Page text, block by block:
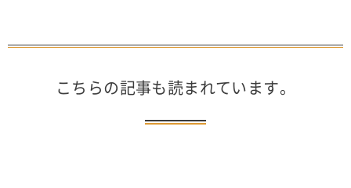
こちらの記事も読まれています。